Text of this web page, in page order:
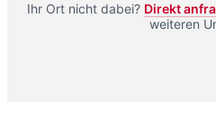
Ihr Ort nicht dabei? Direkt
weiteren